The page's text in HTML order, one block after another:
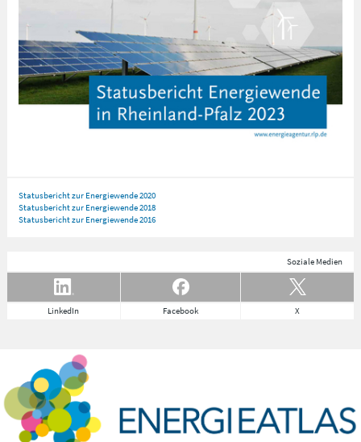
Statusbericht zur Energiewende 2020
Statusbericht zur Energiewende 2018
Statusbericht zur Energiewende 2016
Soziale Medien
LinkedIn Facebook X